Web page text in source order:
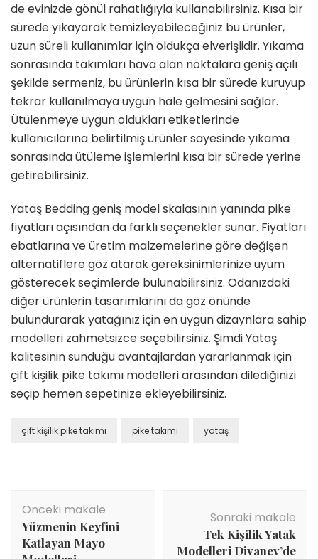
de evinizde gönül rahatlığıyla kullanabilirsiniz. Kısa bir
sürede yıkayarak temizleyebileceğiniz bu ürünler,
uzun süreli kullanımlar için oldukça elverişlidir. Yıkama
sonrasında takımları hava alan noktalara geniş açılı
şekilde sermeniz, bu ürünlerin kısa bir sürede kuruyup
tekrar kullanılmaya uygun hale gelmesini sağlar.
Ütülenmeye uygun oldukları etiketlerinde
kullanıcılarına belirtilmiş ürünler sayesinde yıkama
sonrasında ütüleme işlemlerini kısa bir sürede yerine
getirebilirsiniz.
Yataş Bedding geniş model skalasının yanında pike
fiyatları açısından da farklı seçenekler sunar. Fiyatları
ebatlarına ve üretim malzemelerine göre değişen
alternatiflere göz atarak gereksinimlerinize uyum
gösterecek seçimlerde bulunabilirsiniz. Odanızdaki
diğer ürünlerin tasarımlarını da göz önünde
bulundurarak yatağınız için en uygun dizaynlara sahip
modelleri zahmetsizce seçebilirsiniz. Şimdi Yataş
kalitesinin sunduğu avantajlardan yararlanmak için
çift kişilik pike takımı modelleri arasından dilediğinizi
seçip hemen sepetinize ekleyebilirsiniz.
çift kişilik pike takımı pike takımı yataş
Yazı
dolaşımı
Önceki makale
Yüzmenin Keyfini
Katlayan Mayo
Sonraki makale
Tek Kişilik Yatak
Modelleri Divanev’de